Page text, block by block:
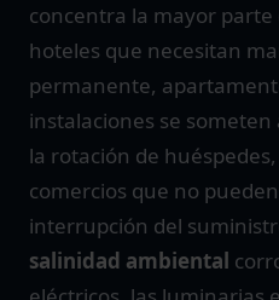
concentra la mayor parte
hoteles que necesitan
permanente,
instalaciones se
la rotación de
comercios que no
interrupción del
salinidad ambiental